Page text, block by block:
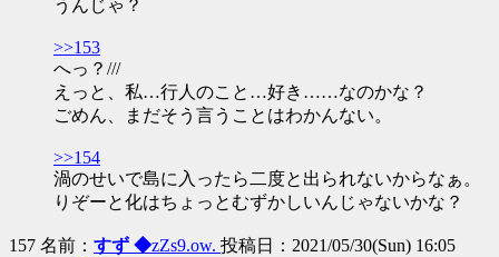
うんじゃ？
>>153
へっ？///
えっと、私…行人のこと…好き……なのかな？
ごめん、まだそう言うことはわかんない。
>>154
渦のせいで島に入ったら二度と出られないからなぁ。
りぞーと化はちょっとむずかしいんじゃないかな？
157 名前： すず ◆zZs9.ow. 投稿日：2021/05/30(Sun) 16:05